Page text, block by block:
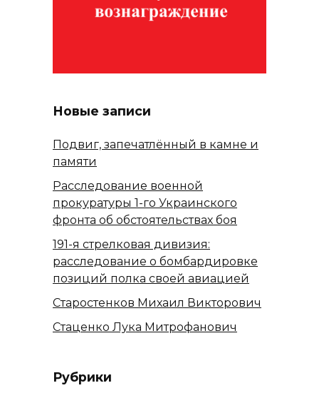
Новые записи
Подвиг, запечатлённый в камне и
памяти
Расследование военной
прокуратуры 1-го Украинского
фронта об обстоятельствах боя
191-я стрелковая дивизия:
расследование о бомбардировке
позиций полка своей авиацией
Старостенков Михаил Викторович
Стаценко Лука Митрофанович
Рубрики